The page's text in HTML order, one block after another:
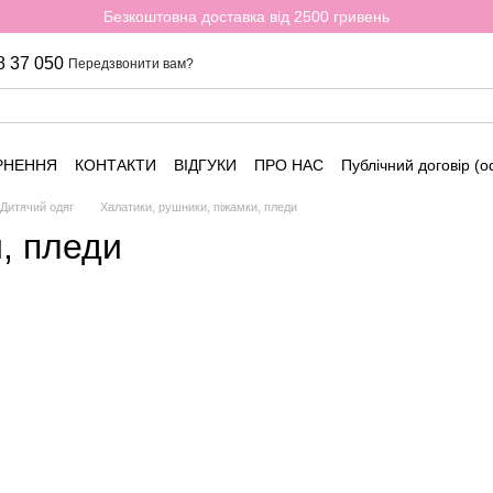
Безкоштовна доставка від 2500 гривень
37 050 Передзвонити вам?
КОНТАКТИ ВІДГУКИ ПРО НАС Публічний договір
Дитячий одяг Халатики, рушники, піжамки, пледи
пледи